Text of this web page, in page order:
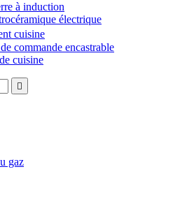
à induction
électrique
cuisine
commande encastrable
cuisine

gaz